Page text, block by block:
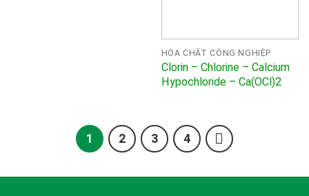
HÓA CHẤT CÔNG NGHIỆP
Clorin – Chlorine – Calcium
Hypochloride – Ca(OCl)2
1 2 3 4